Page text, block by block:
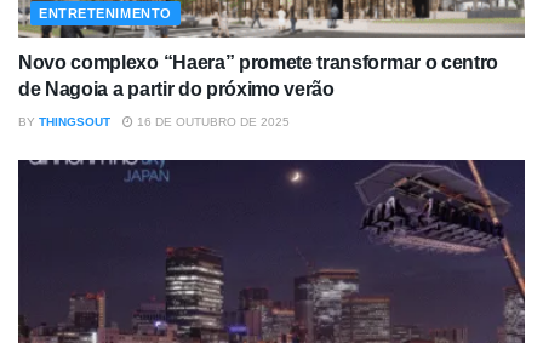
ENTRETENIMENTO
Novo complexo “Haera” promete transformar o centro
de Nagoia a partir do próximo verão
BY THINGSOUT 16 DE OUTUBRO DE 2025